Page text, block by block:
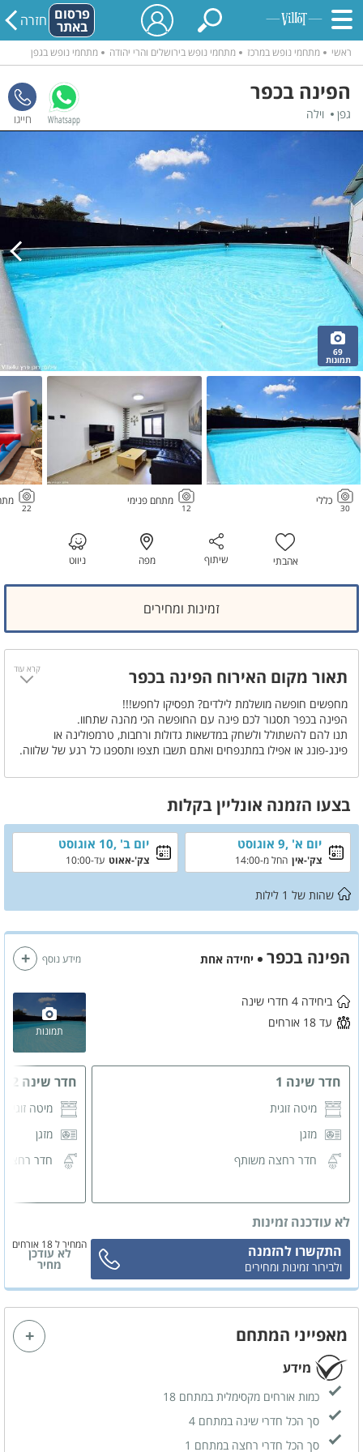
פרסום
באתר חזרה
ראשי מתחמי נופש במרכז מתחמי נופש בירושלים והרי יהודה מתחמי נופש בגפן
הפינה בכפר
גפן וילה Whatsapp
69
תמונות
30
כללי
12
מתחם פנימי
22
אהבתי שיתוף מפה ניווט
זמינות ומחירים
תאור מקום האירוח הפינה בכפר
מחפשים חופשה מושלמת לילדים? תפסיקו לחפש!!!
הפינה בכפר תסגור לכם פינה עם החופשה הכי מהנה שתחוו.
תנו להם להשתולל ולשחק במדשאות גדולות ורחבות, טרמפולינה או
פינג-פונג או אפילו במתנפחים ואתם תשבו תצפו ותספגו כל רגע של שלווה.
לוילה ישנם 4 חדרי שינה עם מטבח מאובזר ומתחם ישיבה ועמדת מנגל
והכל באווירה ירוקה ומרגיעה והכל עם פרטיות מלאה .
חשוב לציין: השימוש במתנפח בתוספת תשלום ועל אחריות השוכר בלבד,
המתחם שומר שבת
קרא עוד
בצעו הזמנה אונליין בקלות
יום א' ,9 אוגוסט
צק'-אין החל מ-14:00
יום ב' ,10 אוגוסט
צק'-אאוט עד-10:00
שהות של 1 לילות
הפינה בכפר יחידה אחת
תמונות
ביחידה 4 חדרי שינה
עד 18 אורחים
חדר שינה 1
מיטה זוגית
מזגן
חדר רחצה משותף
חדר שינה 2
מיטה זוגית
מזגן
חדר
מידע נוסף
המחיר ל 18 אורחים
לא עודכנה זמינות
לא עודכן
מחיר
התקשרו להזמנה
ולבירור זמינות ומחירים
מאפייני המתחם
מידע
כמות אורחים מקסימלית במתחם 18
סך הכל חדרי שינה במתחם 4
סך הכל חדרי רחצה במתחם 1